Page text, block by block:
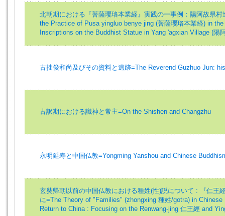
北朝期における『菩薩瓔珞本業経』実践の一事例：陽阿故県
the Practice of Pusa yingluo benye jing (菩薩瓔珞本業経) in
Inscriptions on the Buddhist Statue in Yang 'agxian Village (陽
古拙俊和尚及びその資料と遺跡=The Reverend Guzhuo Jun:
古訳期における識神と常主=On the Shishen and Changzhu
永明延寿と中国仏教=Yongming Yanshou and Chinese
玄奘帰朝以前の中国仏教における種姓(性)説について : 『仁王
に=The Theory of "Families" (zhongxing 種姓/gotra) in
Return to China : Focusing on the Renwang-jing 仁王經 and